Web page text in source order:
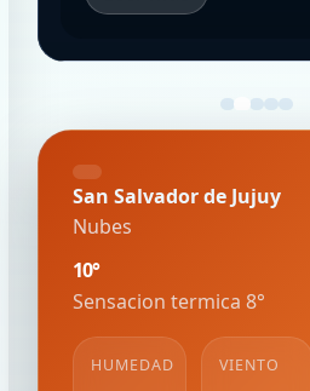
San Salvador de Jujuy
Nubes
10°
Sensacion termica 8°
HUMEDAD VIENTO